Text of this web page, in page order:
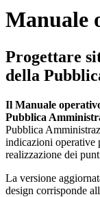
Manuale
Progettare
della
Il Manuale
Pubblica
Pubblica
indicazioni operative
realizzazione dei
La versione
design corrisponde